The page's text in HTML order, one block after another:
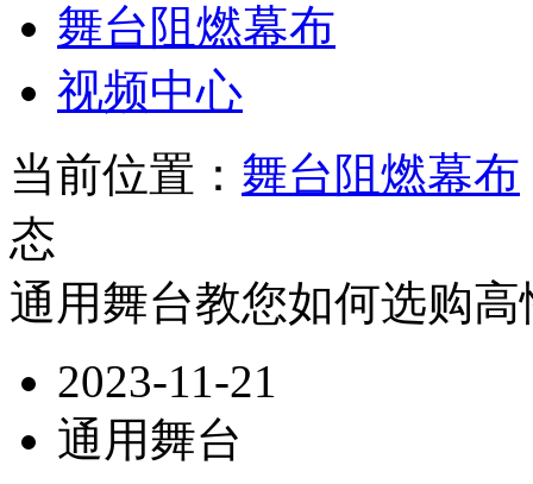
舞台阻燃幕布
视频中心
当前位置： 舞台阻燃幕布
态
通用舞台教您如何选购
2023-11-21
通用舞台